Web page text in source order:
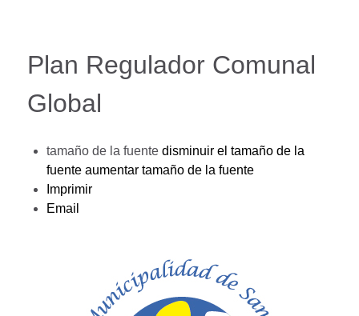
Plan Regulador Comunal
Global
tamaño de la fuente disminuir el tamaño de la
fuente aumentar tamaño de la fuente
Imprimir
Email